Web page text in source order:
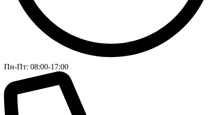
Пн-Пт: 08:00-17:00